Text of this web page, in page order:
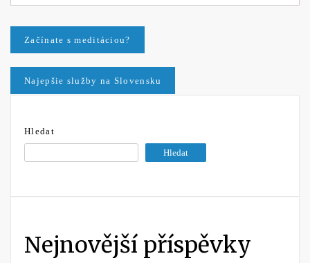
Navigace
pro
Začínate s meditáciou?
Najepšie služby na Slovensku
Hledat
Hledat
Nejnovější příspěvky